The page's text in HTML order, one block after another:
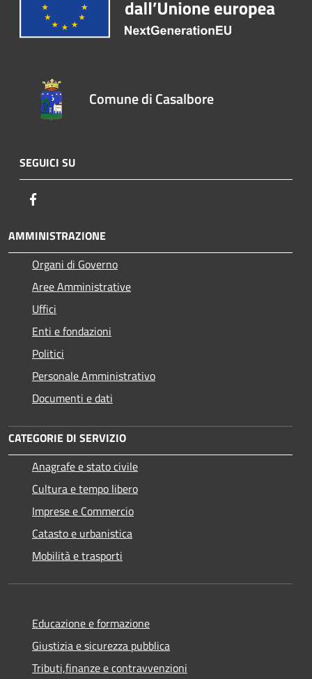
Comune di Casalbore
SEGUICI SU
AMMINISTRAZIONE
Organi di Governo
Aree Amministrative
Uffici
Enti e fondazioni
Politici
Personale Amministrativo
Documenti e dati
CATEGORIE DI SERVIZIO
Anagrafe e stato civile
Cultura e tempo libero
Imprese e Commercio
Catasto e urbanistica
Mobilità e trasporti
Educazione e formazione
Giustizia e sicurezza pubblica
Tributi,finanze e contravvenzioni